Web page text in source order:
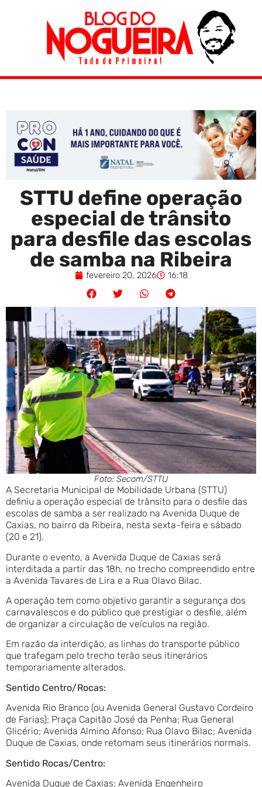
STTU define operação
especial de trânsito
para desfile das escolas
de samba na Ribeira
fevereiro 20, 2026 16:18
Foto: Secom/STTU
A Secretaria Municipal de Mobilidade Urbana (STTU)
definiu a operação especial de trânsito para o desfile das
escolas de samba a ser realizado na Avenida Duque de
Caxias, no bairro da Ribeira, nesta sexta-feira e sábado
(20 e 21).
Durante o evento, a Avenida Duque de Caxias será
interditada a partir das 18h, no trecho compreendido entre
a Avenida Tavares de Lira e a Rua Olavo Bilac.
A operação tem como objetivo garantir a segurança dos
carnavalescos e do público que prestigiar o desfile, além
de organizar a circulação de veículos na região.
Em razão da interdição, as linhas do transporte público
que trafegam pelo trecho terão seus itinerários
temporariamente alterados.
Sentido Centro/Rocas:
Avenida Rio Branco (ou Avenida General Gustavo Cordeiro
de Farias); Praça Capitão José da Penha; Rua General
Glicério; Avenida Almino Afonso; Rua Olavo Bilac; Avenida
Duque de Caxias, onde retomam seus itinerários normais.
Sentido Rocas/Centro:
Avenida Duque de Caxias; Avenida Engenheiro